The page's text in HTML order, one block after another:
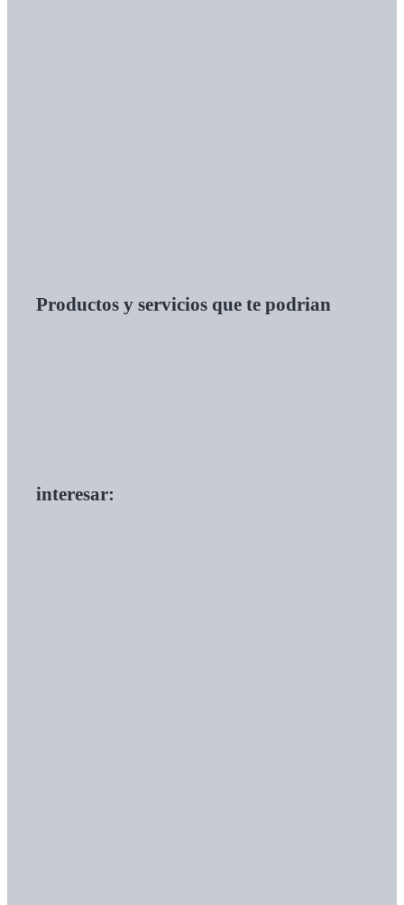
Productos y servicios que te podrian
interesar: